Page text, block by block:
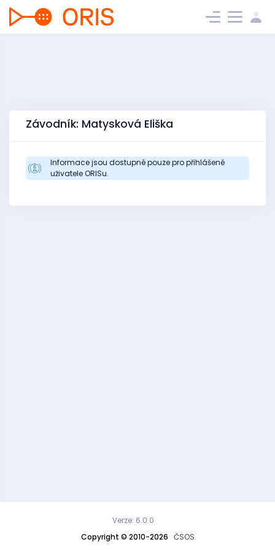
Závodník: Matysková Eliška
Informace jsou dostupné pouze pro přihlášené
uživatele ORISu.
Copyright © 2010-2026 ČSOS
Verze: 6.0.0